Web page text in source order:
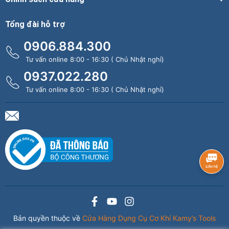
Tổng đài hỗ trợ
0906.884.300
Tư vấn online 8:00 - 16:30 ( Chủ Nhật nghỉ)
0937.022.280
Tư vấn online 8:00 - 16:30 ( Chủ Nhật nghỉ)
Bản quyền thuộc về Cửa Hàng Dụng Cụ Cơ Khí Kamy’s Tools